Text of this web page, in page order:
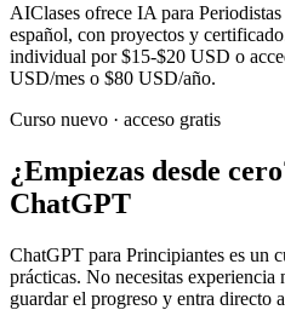
AIClases ofrece IA para Periodistas
español, con proyectos y
individual por$15-$20 USD o
USD/mes o $80 USD/año.
Curso nuevo · acceso gratis
¿Empiezas desde
ChatGPT
ChatGPT para Principiantes es un
prácticas. No necesitas experiencia
guardar el progreso y entra directo